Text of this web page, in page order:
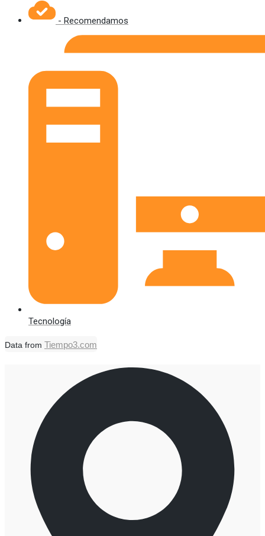
- Recomendamos
Tecnología
Data from Tiempo3.com